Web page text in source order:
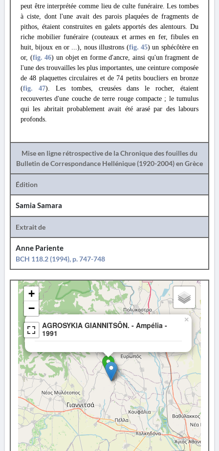
peut être interprétée comme lieu de culte funéraire. Les tombes
à ciste, dont l'une avait des parois plaquées de fragments de
pithos, étaient construites en galets apportés des alentours. Du
riche mobilier funéraire (couteaux et armes en fer, fibules en
huit, bijoux en or ...), nous illustrons (fig. 45) un sphécôtère en
or, (fig. 46) un objet en forme d'ancre, ainsi qu'un fragment de
l'une des trouvailles les plus importantes, une ceinture composée
de 48 plaquettes circulaires et de 74 petits boucliers en bronze
(fig. 47). Les tombes, creusées dans le rocher, étaient
recouvertes d'une couche de terre rouge compacte ; le tumulus
qui les abritait probablement avait été arasé par des labours
profonds.
Mise en ligne rétrospective de la Chronique des fouilles du
Bulletin de Correspondance Hellénique (1920-2004) en Grèce
Édition
Samia Samara
Extrait de
Anne Pariente
BCH 118.2 (1994), p. 747-748
AGROSYKIA GIANNITSÔN. - Ampélia -
1991
×
+
−